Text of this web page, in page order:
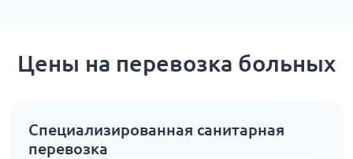
Цены на перевозка больных
Специализированная санитарная
перевозка